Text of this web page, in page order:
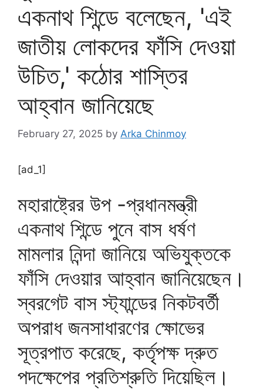
একনাথ শিন্ডে বলেছেন, 'এই
জাতীয় লোকদের ফাঁসি দেওয়া
উচিত,' কঠোর শাস্তির
আহ্বান জানিয়েছে
February 27, 2025 by Arka Chinmoy
[ad_1]
মহারাষ্ট্রের উপ -প্রধানমন্ত্রী
একনাথ শিন্ডে পুনে বাস ধর্ষণ
মামলার নিন্দা জানিয়ে অভিযুক্তকে
ফাঁসি দেওয়ার আহ্বান জানিয়েছেন।
স্বরগেট বাস স্ট্যান্ডের নিকটবর্তী
অপরাধ জনসাধারণের ক্ষোভের
সূত্রপাত করেছে, কর্তৃপক্ষ দ্রুত
পদক্ষেপের প্রতিশ্রুতি দিয়েছিল।